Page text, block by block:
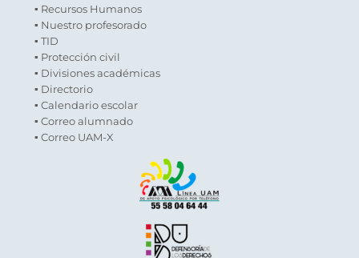
▪ Recursos Humanos
▪ Nuestro profesorado
▪ TID
▪ Protección civil
▪ Divisiones académicas
▪ Directorio
▪ Calendario escolar
▪ Correo alumnado
▪ Correo UAM-X